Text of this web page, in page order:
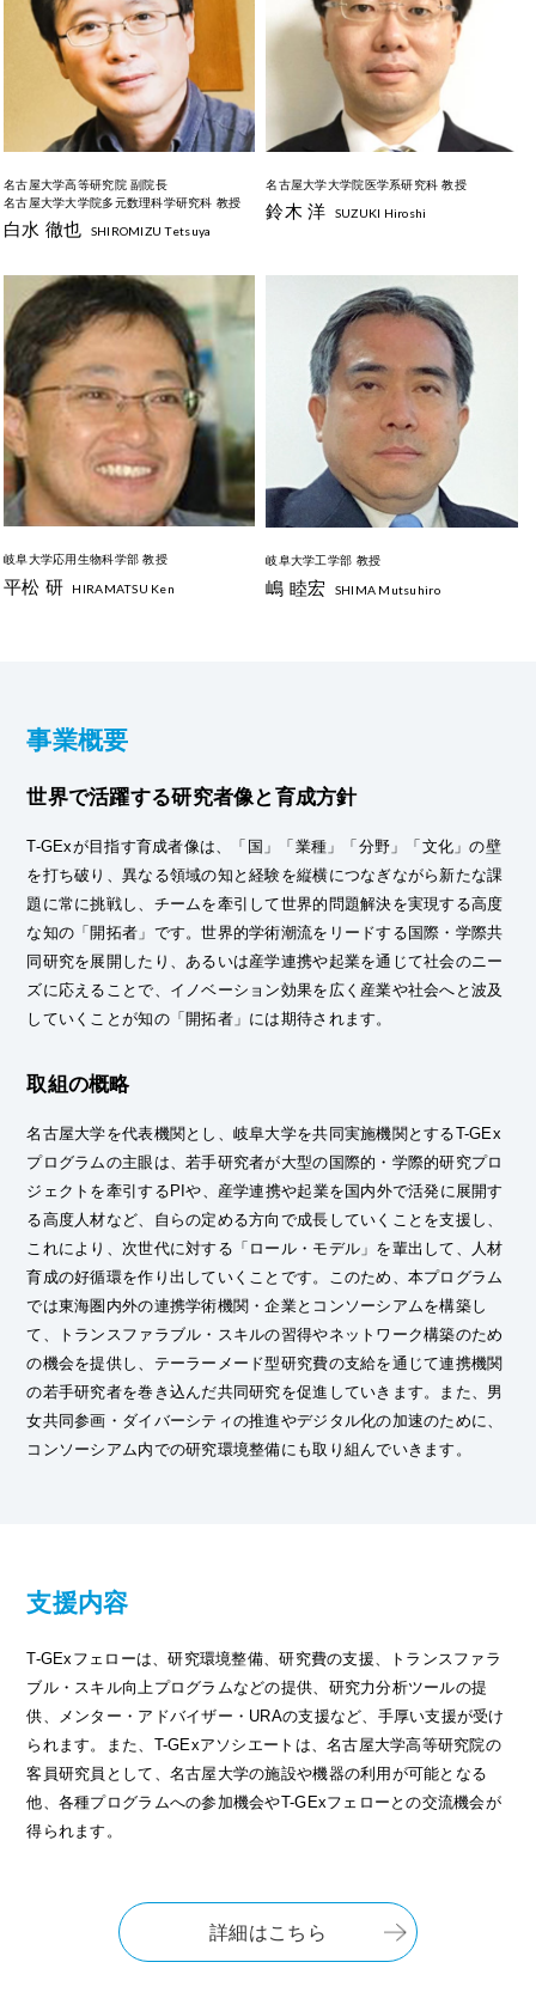
名古屋大学高等研究院 副院長
名古屋大学大学院多元数理科学研究科 教授
白水 徹也 SHIROMIZU Tetsuya
名古屋大学大学院医学系研究科 教授
鈴木 洋 SUZUKI Hiroshi
岐阜大学応用生物科学部 教授
平松 研 HIRAMATSU Ken
岐阜大学工学部 教授
嶋 睦宏 SHIMA Mutsuhiro
事業概要
世界で活躍する研究者像と育成方針
T-GExが目指す育成者像は、「国」「業種」「分野」「文化」の壁
を打ち破り、異なる領域の知と経験を縦横につなぎながら新たな課
題に常に挑戦し、チームを牽引して世界的問題解決を実現する高度
な知の「開拓者」です。世界的学術潮流をリードする国際・学際共
同研究を展開したり、あるいは産学連携や起業を通じて社会のニー
ズに応えることで、イノベーション効果を広く産業や社会へと波及
していくことが知の「開拓者」には期待されます。
取組の概略
名古屋大学を代表機関とし、岐阜大学を共同実施機関とするT-GEx
プログラムの主眼は、若手研究者が大型の国際的・学際的研究プロ
ジェクトを牽引するPIや、産学連携や起業を国内外で活発に展開す
る高度人材など、自らの定める方向で成長していくことを支援し、
これにより、次世代に対する「ロール・モデル」を輩出して、人材
育成の好循環を作り出していくことです。このため、本プログラム
では東海圏内外の連携学術機関・企業とコンソーシアムを構築し
て、トランスファラブル・スキルの習得やネットワーク構築のため
の機会を提供し、テーラーメード型研究費の支給を通じて連携機関
の若手研究者を巻き込んだ共同研究を促進していきます。また、男
女共同参画・ダイバーシティの推進やデジタル化の加速のために、
コンソーシアム内での研究環境整備にも取り組んでいきます。
支援内容
T-GExフェローは、研究環境整備、研究費の支援、トランスファラ
ブル・スキル向上プログラムなどの提供、研究力分析ツールの提
供、メンター・アドバイザー・URAの支援など、手厚い支援が受け
られます。また、T-GExアソシエートは、名古屋大学高等研究院の
客員研究員として、名古屋大学の施設や機器の利用が可能となる
他、各種プログラムへの参加機会やT-GExフェローとの交流機会が
得られます。
詳細はこちら